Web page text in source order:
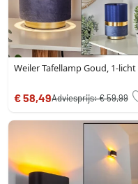
Weiler Tafellamp Goud, 1-licht
€ 58,49Adviesprijs:€ 59,99